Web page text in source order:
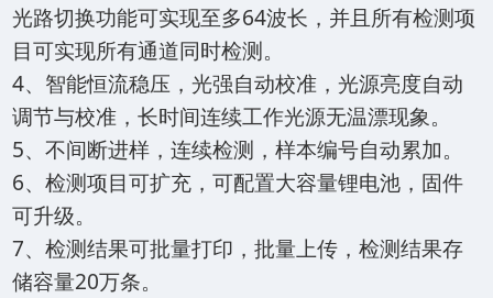
光路切换功能可实现至多64波长，并且所有检测项
目可实现所有通道同时检测。
4、智能恒流稳压，光强自动校准，光源亮度自动
调节与校准，长时间连续工作光源无温漂现象。
5、不间断进样，连续检测，样本编号自动累加。
6、检测项目可扩充，可配置大容量锂电池，固件
可升级。
7、检测结果可批量打印，批量上传，检测结果存
储容量20万条。